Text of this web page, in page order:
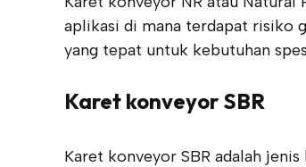
aplikasi di mana terdapat risiko
yang tepat untuk kebutuhan
Karet konveyor SBR
Karet konveyor SBR adalah